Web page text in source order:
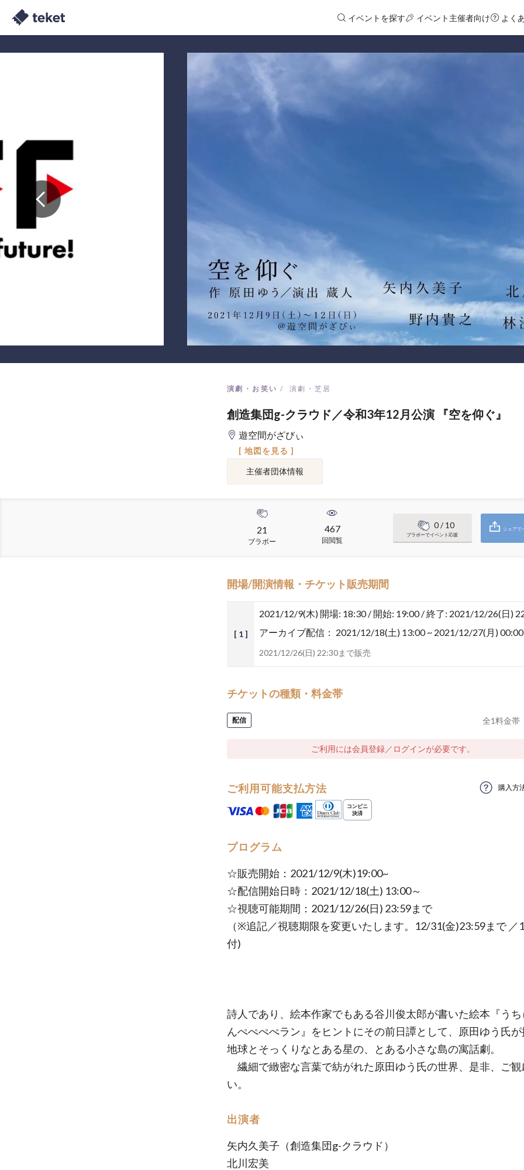
イベントを探す イベント主催者向け よく
演劇・お笑い 演劇・芝居
創造集団g-クラウド／令和3年12月公演 『空を仰ぐ』
遊空間がざびぃ
[ 地図を見る ]
主催者団体情報
21
ブラボー
467
回閲覧
0/ 10
ブラボーでイベント応援
シェアで
開場/開演情報・チケット販売期間
[ 1 ]
2021/12/9(木) 開場: 18:30 / 開始: 19:00 / 終了: 2021/12/26(日)
アーカイブ配信： 2021/12/18(土) 13:00 ~ 2021/12/27(月) 00:00
2021/12/26(日) 22:30まで販売
チケットの種類・料金帯
配信 全1料金帯
ご利用には会員登録／ログインが必要です。
ご利用可能支払方法 購入方
プログラム
☆販売開始：2021/12/9(木)19:00~
☆配信開始日時：2021/12/18(土) 13:00～
☆視聴可能期間：2021/12/26(日) 23:59まで
（※追記／視聴期限を変更いたします。12/31(金)23:59まで ／
付)
詩人であり、絵本作家でもある谷川俊太郎が書いた絵本『う
んぺぺぺぺラン』をヒントにその前日譚として、原田ゆう氏
地球とそっくりなとある星の、とある小さな島の寓話劇。
繊細で緻密な言葉で紡がれた原田ゆう氏の世界、是非、ご
い。
出演者
矢内久美子（創造集団g-クラウド）
北川宏美